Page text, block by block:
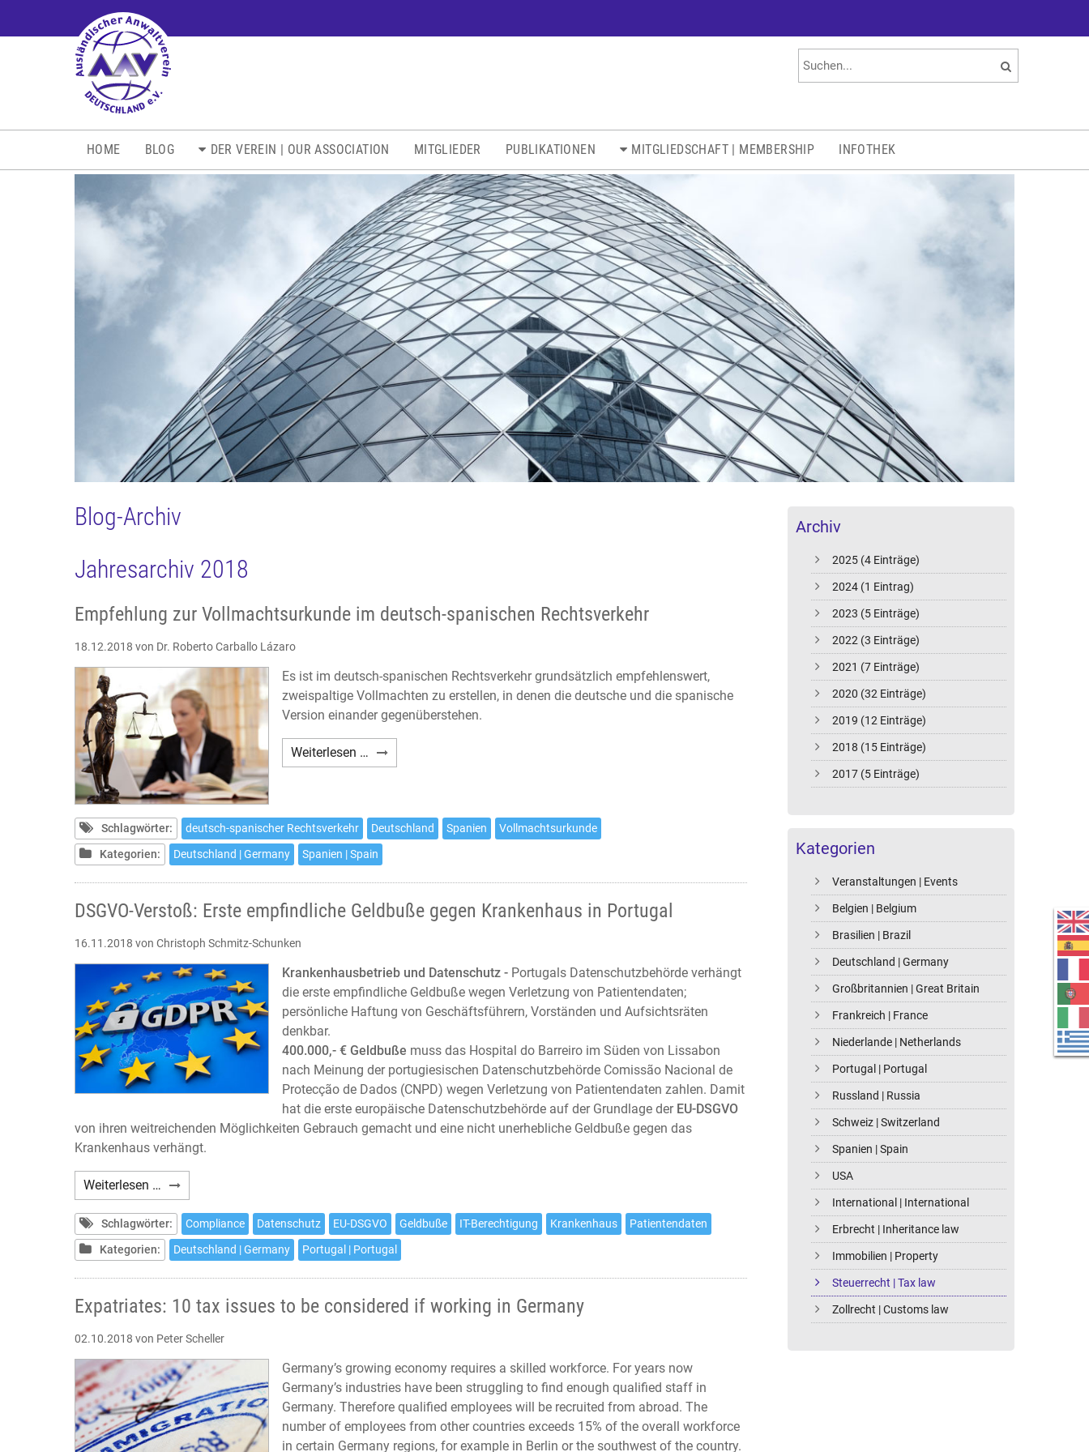
HOME BLOG DER VEREIN | OUR ASSOCIATION MITGLIEDER PUBLIKATIONEN MITGLIEDSCHAFT | MEMBERSHIP INFOTHEK
Archiv
2025 (4 Einträge)
2024 (1 Eintrag)
2023 (5 Einträge)
2022 (3 Einträge)
2021 (7 Einträge)
2020 (32 Einträge)
2019 (12 Einträge)
2018 (15 Einträge)
2017 (5 Einträge)
Kategorien
Veranstaltungen | Events
Belgien | Belgium
Brasilien | Brazil
Deutschland | Germany
Großbritannien | Great Britain
Frankreich | France
Niederlande | Netherlands
Portugal | Portugal
Russland | Russia
Schweiz | Switzerland
Spanien | Spain
USA
International | International
Erbrecht | Inheritance law
Immobilien | Property
Steuerrecht | Tax law
Zollrecht | Customs law
Blog-Archiv
Jahresarchiv 2018
Empfehlung zur Vollmachtsurkunde im deutsch-spanischen Rechtsverkehr
18.12.2018 von Dr. Roberto Carballo Lázaro
Es ist im deutsch-spanischen Rechtsverkehr grundsätzlich empfehlenswert,
zweispaltige Vollmachten zu erstellen, in denen die deutsche und die spanische
Version einander gegenüberstehen.
Weiterlesen … Empfehlung
zur
deutsch-
spanischen
Rechtsverkehr
Schlagwörter: deutsch-spanischer Rechtsverkehr Deutschland Spanien
Vollmachtsurkunde
Kategorien:
Deutschland | Germany Spanien | Spain
DSGVO-Verstoß: Erste empfindliche Geldbuße gegen Krankenhaus in Portugal
16.11.2018 von Christoph Schmitz-Schunken
Krankenhausbetrieb und Datenschutz - Portugals Datenschutzbehörde verhängt
die erste empfindliche Geldbuße wegen Verletzung von Patientendaten;
persönliche Haftung von Geschäftsführern, Vorständen und Aufsichtsräten
denkbar.
400.000,- € Geldbuße muss das Hospital do Barreiro im Süden von Lissabon
nach Meinung der portugiesischen Datenschutzbehörde Comissão Nacional de
Protecção de Dados (CNPD) wegen Verletzung von Patientendaten zahlen. Damit
hat die erste europäische Datenschutzbehörde auf der Grundlage der EU-DSGVO
von ihren weitreichenden Möglichkeiten Gebrauch gemacht und eine nicht unerhebliche Geldbuße gegen das
Krankenhaus verhängt.
Weiterlesen … DSGVO-
Verstoß:
Erste
empfindliche
Geldbuße
gegen
Krankenhaus
Portugal
Schlagwörter: Compliance Datenschutz EU-DSGVO Geldbuße IT-Berechtigung Krankenhaus
Patientendaten
Kategorien:
Deutschland | Germany Portugal | Portugal
Expatriates: 10 tax issues to be considered if working in Germany
02.10.2018 von Peter Scheller
Germany’s growing economy requires a skilled workforce. For years now
Germany’s industries have been struggling to find enough qualified staff in
Germany. Therefore qualified employees will be recruited from abroad. The
number of employees from other countries exceeds 15% of the overall workforce
in certain Germany regions, for example in Berlin or the southwest of the country.